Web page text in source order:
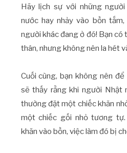
Hãy lịch sự với những
nước hay nhảy vào bồn
người khác đang ở đó! Bạn có
thân, nhưng không nên la hét
Cuối cùng, bạn không nên
sẽ thấy rằng khi người Nhật
thường đặt một chiếc khăn
một chiếc gối nhỏ tương
khăn vào bồn, việc làm đó bị